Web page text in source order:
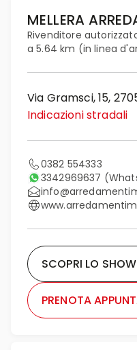
MELLERA
Rivenditore
a 5.64 km (in linea
Via Gramsci, 15,
Indicazioni stradali
0382 554333
3342969637
SCOPRI LO
PRENOTA